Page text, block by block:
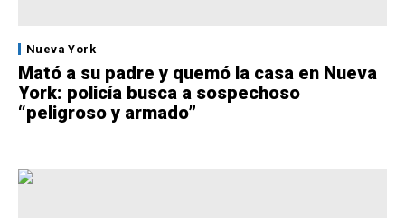
Nueva York
Mató a su padre y quemó la casa en Nueva
York: policía busca a sospechoso
“peligroso y armado”